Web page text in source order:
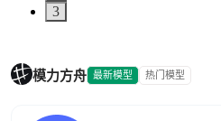
3
模力方舟 最新模型 热门模型